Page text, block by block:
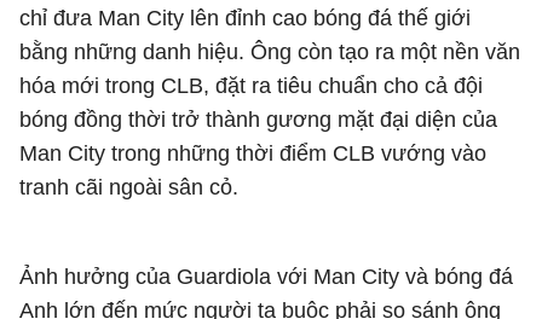
chỉ đưa Man City lên đỉnh cao bóng đá thế giới
bằng những danh hiệu. Ông còn tạo ra một nền văn
hóa mới trong CLB, đặt ra tiêu chuẩn cho cả đội
bóng đồng thời trở thành gương mặt đại diện của
Man City trong những thời điểm CLB vướng vào
tranh cãi ngoài sân cỏ.
Ảnh hưởng của Guardiola với Man City và bóng đá
Anh lớn đến mức người ta buộc phải so sánh ông